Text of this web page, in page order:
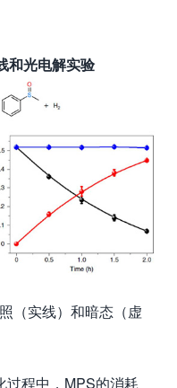
和光电解实验
（实线）和暗态（虚
过程中，MPS的消耗